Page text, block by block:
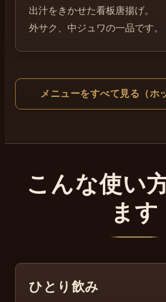
出汁をきかせた看板唐揚げ。
外サク、中ジュワの一品です。
メニューをすべて見る（ホ
こんな使い
ます
ひとり飲み